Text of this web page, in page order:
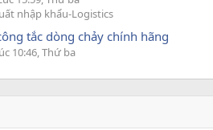
nhập khẩu-Logistics
tắc dòng chảy chính hãng
10:46, Thứ ba